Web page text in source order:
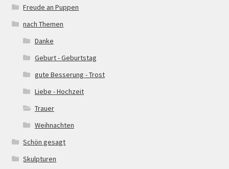
Freude an Puppen
nach Themen
Danke
Geburt - Geburtstag
gute Besserung - Trost
Liebe - Hochzeit
Trauer
Weihnachten
Schön gesagt
Skulpturen